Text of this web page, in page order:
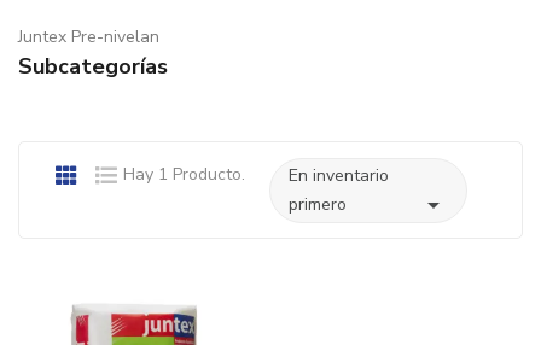
Juntex Pre-nivelan
Subcategorías
Hay 1 Producto.
En inventario
primero
